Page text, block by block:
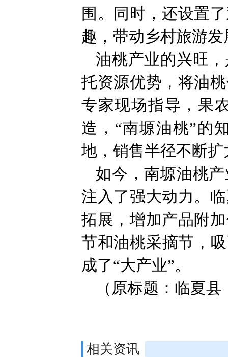
围。同时，还设置
趣，带动乡村旅游发
油桃产业的兴旺
托资源优势，将油
专家现场指导，果
造，“南塬油桃”的
地，销售半径不断扩
如今，南塬油桃
注入了强大动力。
拓展，增加产品附
节和油桃采摘节，
成了“大产业”。
（原标题：临夏
相关资讯